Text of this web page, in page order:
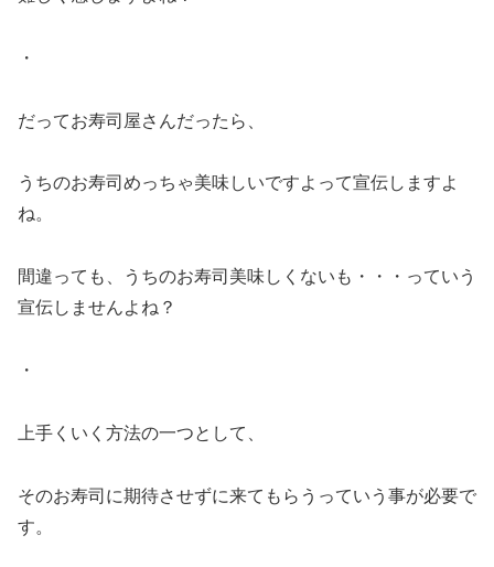
・
だってお寿司屋さんだったら、
うちのお寿司めっちゃ美味しいですよって宣伝しますよ
ね。
間違っても、うちのお寿司美味しくないも・・・っていう
宣伝しませんよね？
・
上手くいく方法の一つとして、
そのお寿司に期待させずに来てもらうっていう事が必要で
す。